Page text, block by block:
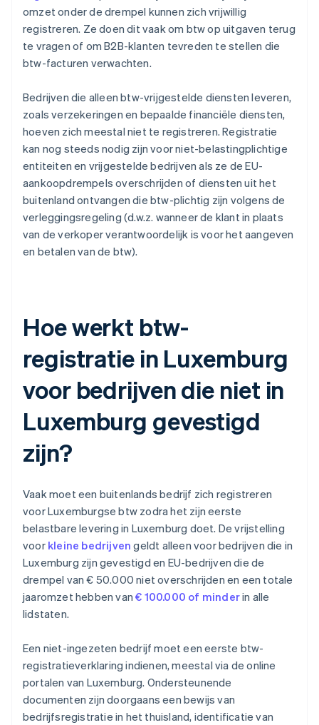
omzet onder de drempel kunnen zich vrijwillig
registreren. Ze doen dit vaak om btw op uitgaven terug
te vragen of om B2B-klanten tevreden te stellen die
btw-facturen verwachten.
Bedrijven die alleen btw-vrijgestelde diensten leveren,
zoals verzekeringen en bepaalde financiële diensten,
hoeven zich meestal niet te registreren. Registratie
kan nog steeds nodig zijn voor niet-belastingplichtige
entiteiten en vrijgestelde bedrijven als ze de EU-
aankoopdrempels overschrijden of diensten uit het
buitenland ontvangen die btw-plichtig zijn volgens de
verleggingsregeling (d.w.z. wanneer de klant in plaats
van de verkoper verantwoordelijk is voor het aangeven
en betalen van de btw).
Hoe werkt btw-
registratie in Luxemburg
voor bedrijven die niet in
Luxemburg gevestigd
zijn?
Vaak moet een buitenlands bedrijf zich registreren
voor Luxemburgse btw zodra het zijn eerste
belastbare levering in Luxemburg doet. De vrijstelling
voor kleine bedrijven geldt alleen voor bedrijven die in
Luxemburg zijn gevestigd en EU-bedrijven die de
drempel van € 50.000 niet overschrijden en een totale
jaaromzet hebben van€ 100.000 of minderin alle
lidstaten.
Een niet-ingezeten bedrijf moet een eerste btw-
registratieverklaring indienen, meestal via de online
portalen van Luxemburg. Ondersteunende
documenten zijn doorgaans een bewijs van
bedrijfsregistratie in het thuisland, identificatie van